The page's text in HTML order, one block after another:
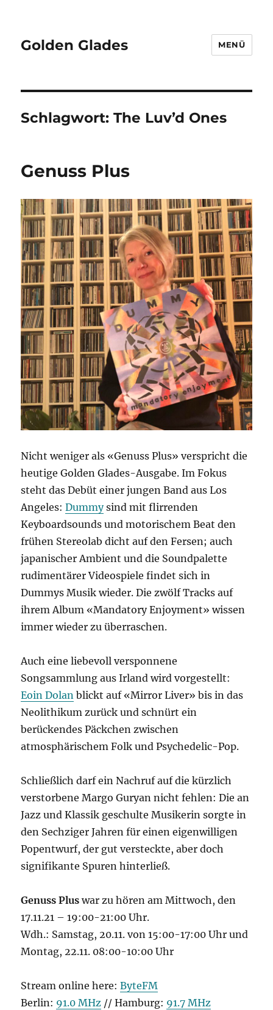
Golden Glades MENÜ
Schlagwort:The Luv’d Ones
Genuss Plus
Nicht weniger als «Genuss Plus» verspricht die
heutige Golden Glades-Ausgabe. Im Fokus
steht das Debüt einer jungen Band aus Los
Angeles:Dummysind mit flirrenden
Keyboardsounds und motorischem Beat den
frühen Stereolab dicht auf den Fersen; auch
japanischer Ambient und die Soundpalette
rudimentärer Videospiele findet sich in
Dummys Musik wieder. Die zwölf Tracks auf
ihrem Album «Mandatory Enjoyment» wissen
immer wieder zu überraschen.
Auch eine liebevoll versponnene
Songsammlung aus Irland wird vorgestellt:
Eoin Dolan blickt auf «Mirror Liver» bis in das
Neolithikum zurück und schnürt ein
berückendes Päckchen zwischen
atmosphärischem Folk und Psychedelic-Pop.
Schließlich darf ein Nachruf auf die kürzlich
verstorbene Margo Guryan nicht fehlen: Die an
Jazz und Klassik geschulte Musikerin sorgte in
den Sechziger Jahren für einen eigenwilligen
Popentwurf, der gut versteckte, aber doch
signifikante Spuren hinterließ.
Genuss Pluswar zu hören am Mittwoch, den
17.11.21 – 19:00-21:00 Uhr.
Wdh.: Samstag, 20.11. von 15:00-17:00 Uhr und
Montag, 22.11. 08:00-10:00 Uhr
Stream online here:ByteFM
Berlin: 91.0 MHz // Hamburg: 91.7 MHz